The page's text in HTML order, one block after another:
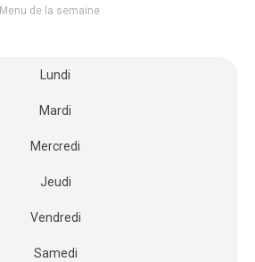
Menu de la semaine
Lundi
Mardi
Mercredi
Jeudi
Vendredi
Samedi